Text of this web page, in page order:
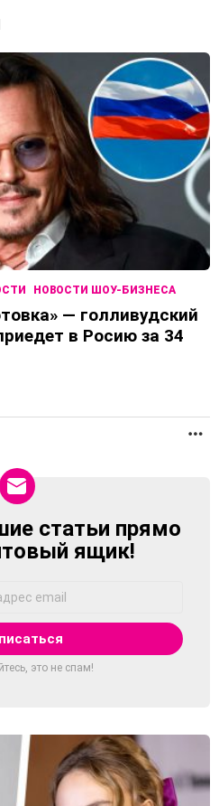
НОВОСТИ ШОУ-БИЗНЕСА
— голливудский
в Росию за 34
статьи прямо
ящик!
это не спам!